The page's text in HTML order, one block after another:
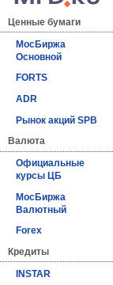
Ценные бумаги
МосБиржа
Основной
FORTS
ADR
Рынок акций SPB
Валюта
Официальные
курсы ЦБ
МосБиржа
Валютный
Forex
Кредиты
INSTAR